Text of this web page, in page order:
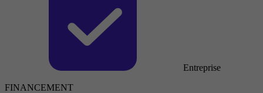
Entreprise
FINANCEMENT